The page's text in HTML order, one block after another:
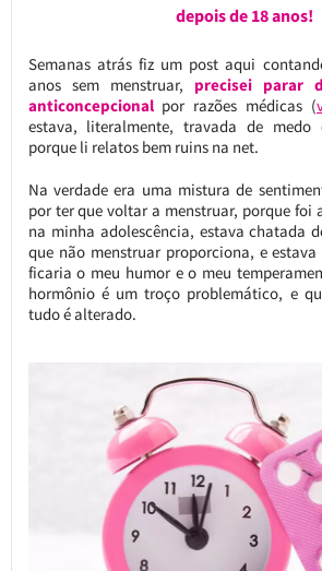
depois de 18 anos!
Semanas atrás fiz um post aqui
anos sem menstruar, precisei parar
anticoncepcionalpor razões médicas (
estava, literalmente, travada de medo
porque li relatos bem ruins na net.
Na verdade era uma mistura de
por ter que voltar a menstruar, porque foi
na minha adolescência, estava chatada
que não menstruar proporciona, e
ficaria o meu humor e o meu
hormônio é um troço problemático, e
tudo é alterado.